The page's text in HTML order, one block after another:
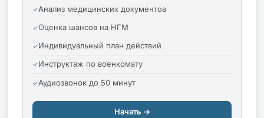
Анализ медицинских документов
Оценка шансов на НГМ
Индивидуальный план действий
Инструктаж по военкомату
Аудиозвонок до 50 минут
Начать →